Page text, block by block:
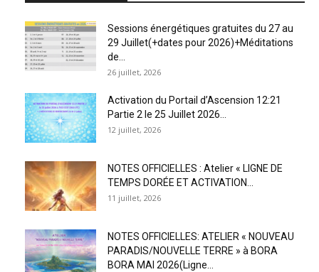
Sessions énergétiques gratuites du 27 au
29 Juillet(+dates pour 2026)+Méditations
de...
26 juillet, 2026
Activation du Portail d’Ascension 12:21
Partie 2 le 25 Juillet 2026...
12 juillet, 2026
NOTES OFFICIELLES : Atelier « LIGNE DE
TEMPS DORÉE ET ACTIVATION...
11 juillet, 2026
NOTES OFFICIELLES: ATELIER « NOUVEAU
PARADIS/NOUVELLE TERRE » à BORA
BORA MAI 2026(Ligne...